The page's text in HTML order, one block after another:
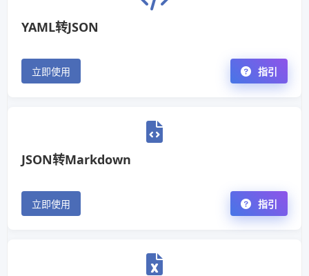
YAML转JSON
立即使用 指引
JSON转Markdown
立即使用 指引